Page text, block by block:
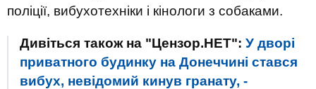
поліції, вибухотехніки і кінологи з собаками.
Дивіться також на "Цензор.НЕТ": У дворі
приватного будинку на Донеччині стався
вибух, невідомий кинув гранату, -